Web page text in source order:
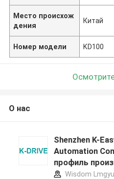
Место происхож
дения
Китай
Номер модели KD100
О нас
Shenzhen K-
Automation
профиль
Wisdom